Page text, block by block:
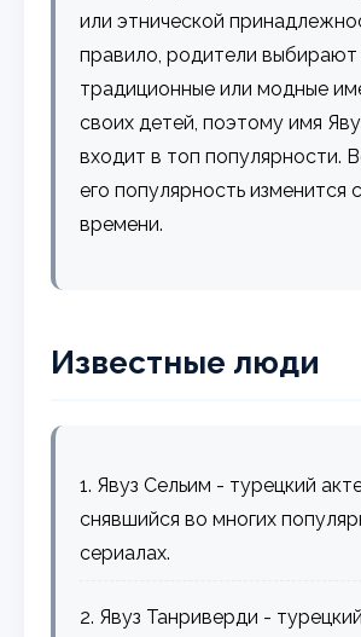
или этнической
правило, родители
традиционные или модные
своих детей, поэтому имя
входит в топ популярности.
его популярность изменится
времени.
Известные люди
1. Явуз Сельим - турецкий
снявшийся во многих
сериалах.
2. Явуз Танриверди -